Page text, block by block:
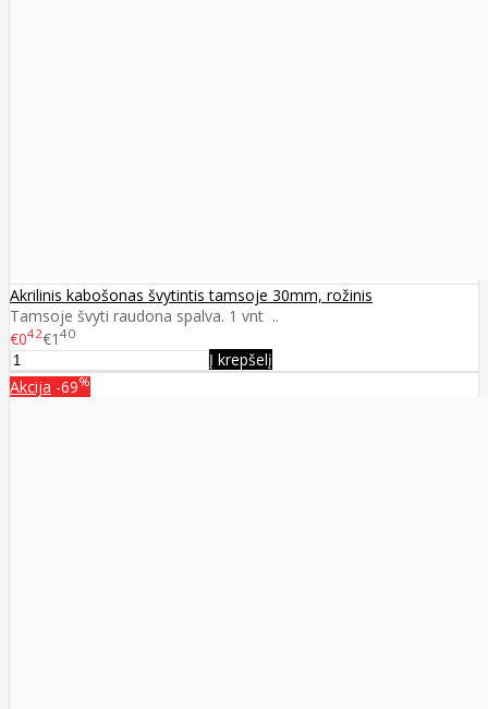
Akrilinis kabošonas švytintis tamsoje 30mm, rožinis
Tamsoje švyti raudona spalva. 1 vnt ..
€042€1 40
Į krepšelį
Akcija -69%